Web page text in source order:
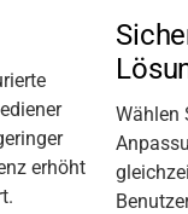
erhöht
Wählen